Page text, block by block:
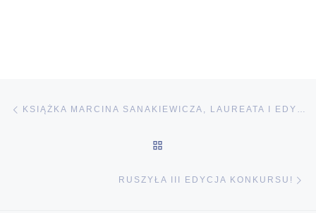
Nawigacja wpisu
RUSZYŁA III EDYCJA KONKURSU!